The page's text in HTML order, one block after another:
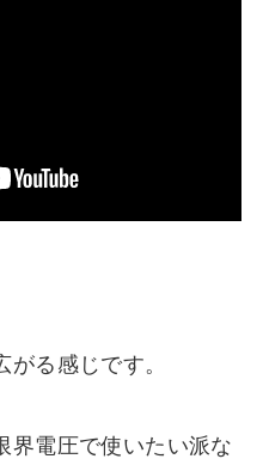
る感じです。
界電圧で使いたい派な